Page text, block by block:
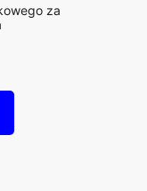
za